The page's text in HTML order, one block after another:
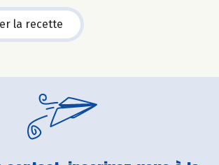
la recette